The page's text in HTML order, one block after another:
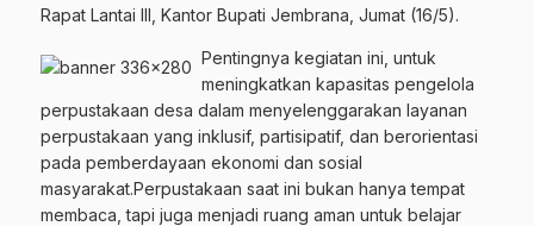
Rapat Lantai III, Kantor Bupati Jembrana, Jumat (16/5).
Pentingnya kegiatan ini, untuk
meningkatkan kapasitas pengelola
perpustakaan desa dalam menyelenggarakan layanan
perpustakaan yang inklusif, partisipatif, dan berorientasi
pada pemberdayaan ekonomi dan sosial
masyarakat.Perpustakaan saat ini bukan hanya tempat
membaca, tapi juga menjadi ruang aman untuk belajar